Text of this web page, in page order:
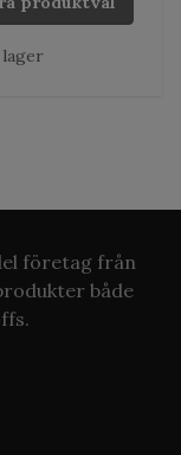
lager
företag från
både